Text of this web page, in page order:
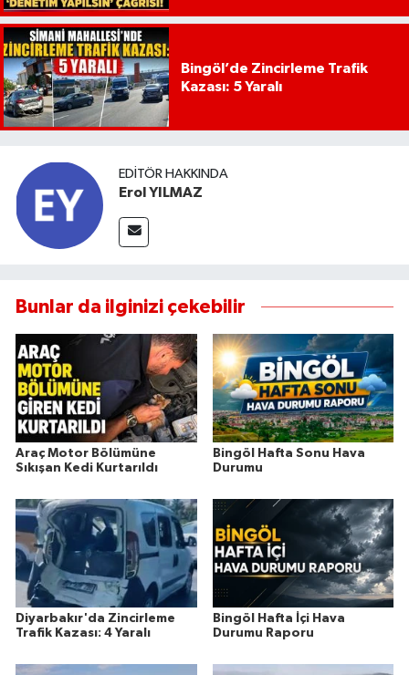
Bingöl’de Zincirleme Trafik
Kazası: 5 Yaralı
EDITÖR HAKKINDA
Erol YILMAZ
Bunlar da ilginizi çekebilir
Araç Motor Bölümüne
Sıkışan Kedi Kurtarıldı
Bingöl Hafta Sonu Hava
Durumu
Diyarbakır'da Zincirleme
Trafik Kazası: 4 Yaralı
Bingöl Hafta İçi Hava
Durumu Raporu